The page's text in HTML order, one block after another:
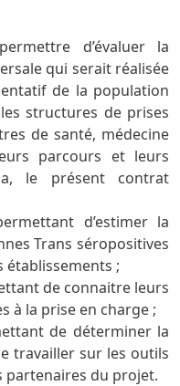
d’évaluer la
qui serait réalisée
de la population
structures de prises
de santé, médecine
parcours et leurs
le présent contrat
d’estimer la
Trans séropositives
établissements ;
de connaitre leurs
à la prise en charge ;
de déterminer la
travailler sur les outils
partenaires du projet.